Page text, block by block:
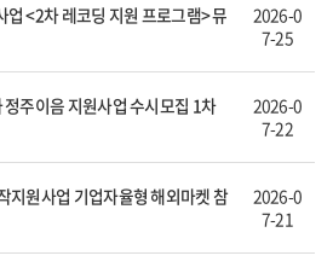
<2차 레코딩 지원 프로그램> 뮤
2026-0
7-25
주이음 지원사업 수시모집 1차
2026-0
7-22
지원사업 기업자율형 해외마켓 참
2026-0
7-21